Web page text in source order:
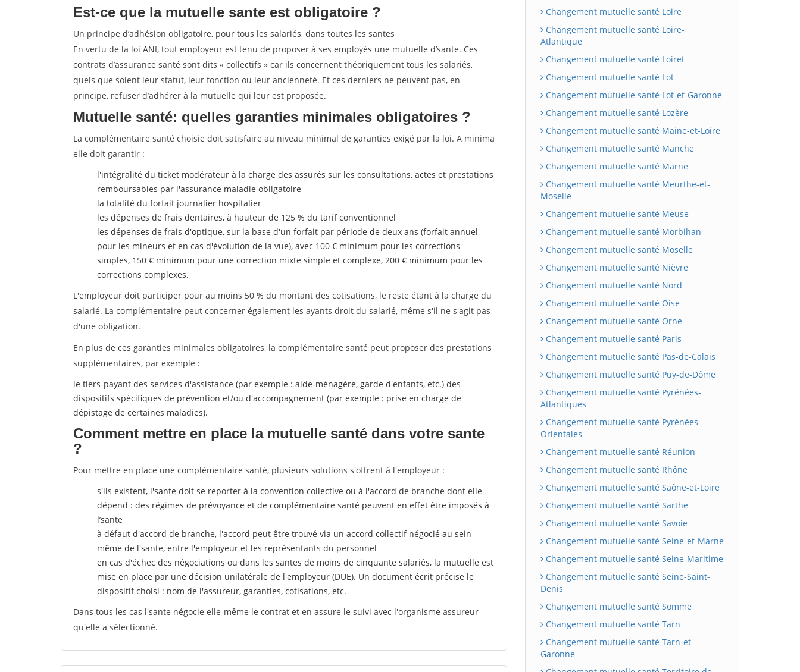
Est-ce que la mutuelle sante est obligatoire ?
Un principe d’adhésion obligatoire, pour tous les salariés, dans toutes les santes
En vertu de la loi ANI, tout employeur est tenu de proposer à ses employés une mutuelle d’sante. Ces
contrats d’assurance santé sont dits « collectifs » car ils concernent théoriquement tous les salariés,
quels que soient leur statut, leur fonction ou leur ancienneté. Et ces derniers ne peuvent pas, en
principe, refuser d’adhérer à la mutuelle qui leur est proposée.
Mutuelle santé: quelles garanties minimales obligatoires ?
La complémentaire santé choisie doit satisfaire au niveau minimal de garanties exigé par la loi. A minima
elle doit garantir :
l'intégralité du ticket modérateur à la charge des assurés sur les consultations, actes et prestations
remboursables par l'assurance maladie obligatoire
la totalité du forfait journalier hospitalier
les dépenses de frais dentaires, à hauteur de 125 % du tarif conventionnel
les dépenses de frais d'optique, sur la base d'un forfait par période de deux ans (forfait annuel
pour les mineurs et en cas d'évolution de la vue), avec 100 € minimum pour les corrections
simples, 150 € minimum pour une correction mixte simple et complexe, 200 € minimum pour les
corrections complexes.
L'employeur doit participer pour au moins 50 % du montant des cotisations, le reste étant à la charge du
salarié. La complémentaire peut concerner également les ayants droit du salarié, même s'il ne s'agit pas
d'une obligation.
En plus de ces garanties minimales obligatoires, la complémentaire santé peut proposer des prestations
supplémentaires, par exemple :
le tiers-payant des services d'assistance (par exemple : aide-ménagère, garde d'enfants, etc.) des
dispositifs spécifiques de prévention et/ou d'accompagnement (par exemple : prise en charge de
dépistage de certaines maladies).
Comment mettre en place la mutuelle santé dans votre sante
?
Pour mettre en place une complémentaire santé, plusieurs solutions s'offrent à l'employeur :
s'ils existent, l'sante doit se reporter à la convention collective ou à l'accord de branche dont elle
dépend : des régimes de prévoyance et de complémentaire santé peuvent en effet être imposés à
l’sante
à défaut d'accord de branche, l'accord peut être trouvé via un accord collectif négocié au sein
même de l'sante, entre l'employeur et les représentants du personnel
en cas d'échec des négociations ou dans les santes de moins de cinquante salariés, la mutuelle est
mise en place par une décision unilatérale de l'employeur (DUE). Un document écrit précise le
dispositif choisi : nom de l'assureur, garanties, cotisations, etc.
Dans tous les cas l'sante négocie elle-même le contrat et en assure le suivi avec l'organisme assureur
qu'elle a sélectionné.
Changement mutuelle santé Loire
Changement mutuelle santé Loire-
Atlantique
Changement mutuelle santé Loiret
Changement mutuelle santé Lot
Changement mutuelle santé Lot-et-Garonne
Changement mutuelle santé Lozère
Changement mutuelle santé Maine-et-Loire
Changement mutuelle santé Manche
Changement mutuelle santé Marne
Changement mutuelle santé Meurthe-et-
Moselle
Changement mutuelle santé Meuse
Changement mutuelle santé Morbihan
Changement mutuelle santé Moselle
Changement mutuelle santé Nièvre
Changement mutuelle santé Nord
Changement mutuelle santé Oise
Changement mutuelle santé Orne
Changement mutuelle santé Paris
Changement mutuelle santé Pas-de-Calais
Changement mutuelle santé Puy-de-Dôme
Changement mutuelle santé Pyrénées-
Atlantiques
Changement mutuelle santé Pyrénées-
Orientales
Changement mutuelle santé Réunion
Changement mutuelle santé Rhône
Changement mutuelle santé Saône-et-Loire
Changement mutuelle santé Sarthe
Changement mutuelle santé Savoie
Changement mutuelle santé Seine-et-Marne
Changement mutuelle santé Seine-Maritime
Changement mutuelle santé Seine-Saint-
Denis
Changement mutuelle santé Somme
Changement mutuelle santé Tarn
Changement mutuelle santé Tarn-et-
Garonne